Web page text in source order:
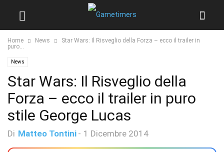
Home News
Star Wars: Il Risveglio della Forza – ecco il trailer in
puro...
News
Star Wars: Il Risveglio della
Forza – ecco il trailer in puro
stile George Lucas
Di Matteo Tontini - 1 Dicembre 2014